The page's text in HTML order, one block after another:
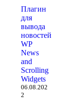
Плагин
для
вывода
новостей
WP
News
and
Scrolling
Widgets
06.08.202
2